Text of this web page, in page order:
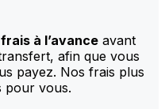
à l’avance avant
afin que vous
payez. Nos frais plus
pour vous.